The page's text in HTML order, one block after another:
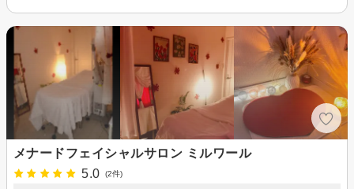
メナードフェイシャルサロン ミルワール
5.0
(2件)